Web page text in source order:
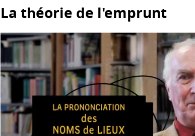
La théorie de l'emprunt